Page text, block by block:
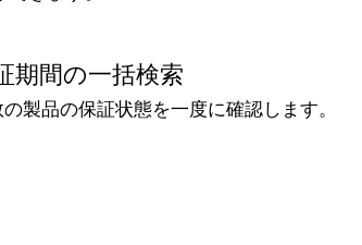
期間の一括検索
製品の保証状態を一度に確認します。